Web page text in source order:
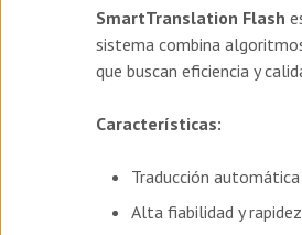
SmartTranslation Flash
sistema combina
que buscan eficiencia y
Características:
Traducción
Alta fiabilidad y rapidez